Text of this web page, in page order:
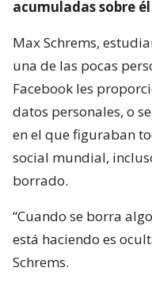
acumuladas sobre
Max Schrems,
una de las pocas
Facebook les
datos personales, o
en el que figuraban
social mundial,
borrado.
“Cuando se borra
está haciendo es
Schrems.